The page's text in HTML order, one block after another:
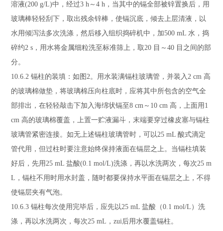
溶液(200 g/L)中，经过3 h ～4 h ，当其中的镉全部被锌置换后，用
玻璃棒轻轻刮下，取出残余锌棒，使镉沉底，倾去上层清液，以
水用倾泻法多次洗涤，然后移入组织捣碎机中，加500 mL水，捣
碎约2 s ，用水将金属细粒洗至标准筛上，取20 目～40 目之间的部
分。
10.6.2 镉柱的装填：如图2。用水装满镉柱玻璃管，并装入2 cm 高
的玻璃棉做垫，将玻璃棉压向柱底时，应将其中所包含的空气全
部排出，在轻轻敲击下加入海绵状镉至8 cm ～ 10 cm 高，上面用 1
cm 高的玻璃棉覆盖，上置一贮液漏斗，末端要穿过橡皮塞与镉柱
玻璃管紧密连接。如无上述镉柱玻璃管时，可以25 mL酸式滴定
管代用，但过柱时要注意始终保持液面在镉层之上。当镉柱填装
好后，先用25 mL盐酸(0.1 mol/L)洗涤，再以水洗两次，每次25 m
L ，镉柱不用时用水封盖，随时都要保持水平面在镉层之上，不得
使镉层夹有气泡。
10.6.3 镉柱每次使用完毕后，应先以25 mL盐酸（0.1 mol/L ）洗
涤，再以水洗两次，每次25 mL ，zui后用水覆盖镉柱。